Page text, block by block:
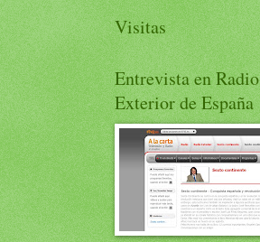
Visitas
Entrevista en Radio
Exterior de España